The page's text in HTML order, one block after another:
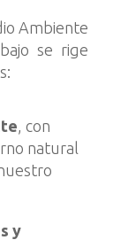
Ambiente
se rige
, con
natural
y